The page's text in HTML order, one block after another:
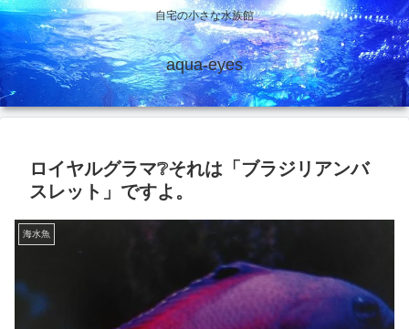
自宅の小さな水族館
aqua-eyes
ロイヤルグラマ❔それは「ブラジリアンバ
スレット」ですよ。
海水魚